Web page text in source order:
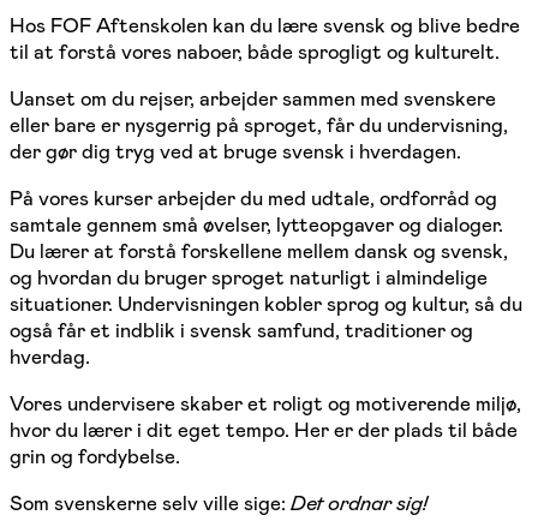
Hos FOF Aftenskolen kan du lære svensk og blive bedre
til at forstå vores naboer, både sprogligt og kulturelt.
Uanset om du rejser, arbejder sammen med svenskere
eller bare er nysgerrig på sproget, får du undervisning,
der gør dig tryg ved at bruge svensk i hverdagen.
På vores kurser arbejder du med udtale, ordforråd og
samtale gennem små øvelser, lytteopgaver og dialoger.
Du lærer at forstå forskellene mellem dansk og svensk,
og hvordan du bruger sproget naturligt i almindelige
situationer. Undervisningen kobler sprog og kultur, så du
også får et indblik i svensk samfund, traditioner og
hverdag.
Vores undervisere skaber et roligt og motiverende miljø,
hvor du lærer i dit eget tempo. Her er der plads til både
grin og fordybelse.
Som svenskerne selv ville sige: Det ordnar sig!